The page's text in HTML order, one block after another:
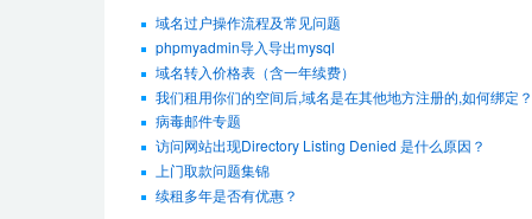
域名过户操作流程及常见问题
phpmyadmin导入导出mysql
域名转入价格表（含一年续费）
我们租用你们的空间后,域名是在其他地方注册的,如何绑定？
病毒邮件专题
访问网站出现Directory Listing Denied 是什么原因？
上门取款问题集锦
续租多年是否有优惠？